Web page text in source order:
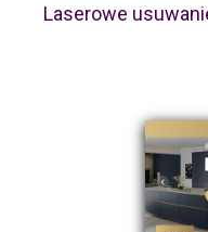
Laserowe